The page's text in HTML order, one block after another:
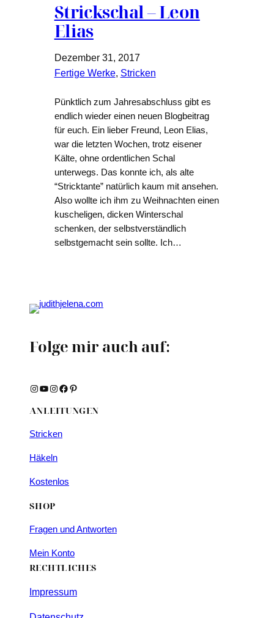
Strickschal – Leon
Elias
Dezember 31, 2017
Fertige Werke, Stricken
Pünktlich zum Jahresabschluss gibt es
endlich wieder einen neuen Blogbeitrag
für euch. Ein lieber Freund, Leon Elias,
war die letzten Wochen, trotz eisener
Kälte, ohne ordentlichen Schal
unterwegs. Das konnte ich, als alte
“Stricktante” natürlich kaum mit ansehen.
Also wollte ich ihm zu Weihnachten einen
kuscheligen, dicken Winterschal
schenken, der selbstverständlich
selbstgemacht sein sollte. Ich…
Folge mir auch auf:
Instagram YouTube Instagram Facebook Pinterest
ANLEITUNGEN
Stricken
Häkeln
Kostenlos
SHOP
Fragen und Antworten
Mein Konto
RECHTLICHES
Impressum